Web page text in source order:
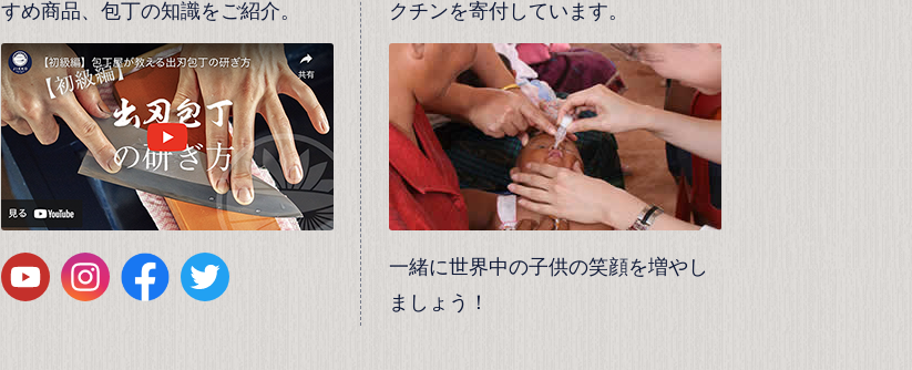
すめ商品、包丁の知識をご紹介。
クチンを寄付しています。
一緒に世界中の子供の笑顔を増やし
ましょう！